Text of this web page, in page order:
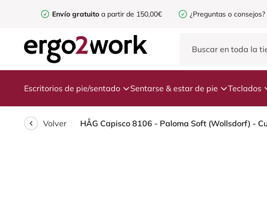
Envío gratuito a partir de 150,00€ ¿Preguntas o consejos?
Escritorios de pie/sentado Sentarse & estar de pie Teclados
Volver